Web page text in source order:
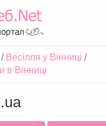
Весілля у Вінниці
в Вінниці